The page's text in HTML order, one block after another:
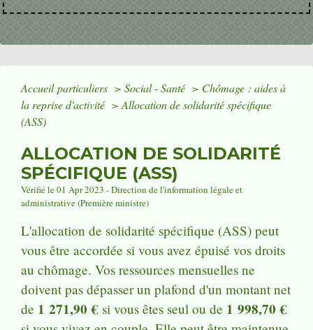
Accueil particuliers > Social - Santé > Chômage : aides à
la reprise d'activité > Allocation de solidarité spécifique
(ASS)
ALLOCATION DE SOLIDARITÉ
SPÉCIFIQUE (ASS)
Vérifié le 01 Apr 2023 - Direction de l'information légale et
administrative (Première ministre)
L'allocation de solidarité spécifique (ASS) peut
vous être accordée si vous avez épuisé vos droits
au chômage. Vos ressources mensuelles ne
doivent pas dépasser un plafond d'un montant net
de 1 271,90 € si vous êtes seul ou de 1 998,70 €